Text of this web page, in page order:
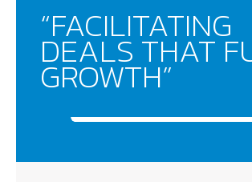
“FACILITATING
DEALS THAT
GROWTH”